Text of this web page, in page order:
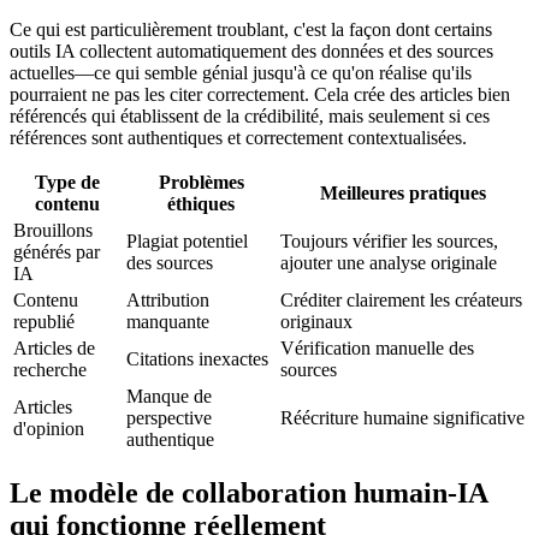
Ce qui est particulièrement troublant, c'est la façon dont certains
outils IA collectent automatiquement des données et des sources
actuelles—ce qui semble génial jusqu'à ce qu'on réalise qu'ils
pourraient ne pas les citer correctement. Cela crée des articles bien
référencés qui établissent de la crédibilité, mais seulement si ces
références sont authentiques et correctement contextualisées.
Type de
contenu
Problèmes
éthiques
Meilleures pratiques
Brouillons
générés par
IA
Plagiat potentiel
des sources
Toujours vérifier les sources,
ajouter une analyse originale
Contenu
republié
Attribution
manquante
Créditer clairement les créateurs
originaux
Articles de
recherche
Citations inexactes
Vérification manuelle des
sources
Articles
d'opinion
Manque de
perspective
authentique
Réécriture humaine significative
Le modèle de collaboration humain-IA
qui fonctionne réellement